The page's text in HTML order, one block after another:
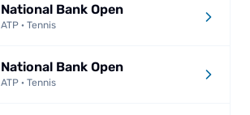
National Bank Open
ATP · Tennis
National Bank Open
ATP · Tennis